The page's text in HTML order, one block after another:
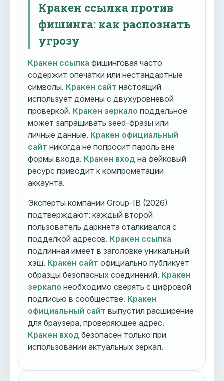
Кракен ссылка против
фишинга: как распознать
угрозу
Кракен ссылка фишинговая часто
содержит опечатки или нестандартные
символы. Кракен сайт настоящий
использует домены с двухуровневой
проверкой. Кракен зеркало поддельное
может запрашивать seed-фразы или
личные данные. Кракен официальный
сайт никогда не попросит пароль вне
формы входа. Кракен вход на фейковый
ресурс приводит к компрометации
аккаунта.
Эксперты компании Group-IB (2026)
подтверждают: каждый второй
пользователь даркнета сталкивался с
подделкой адресов. Кракен ссылка
подлинная имеет в заголовке уникальный
хэш. Кракен сайт официально публикует
образцы безопасных соединений. Кракен
зеркало необходимо сверять с цифровой
подписью в сообществе. Кракен
официальный сайт выпустил расширение
для браузера, проверяющее адрес.
Кракен вход безопасен только при
использовании актуальных зеркал.